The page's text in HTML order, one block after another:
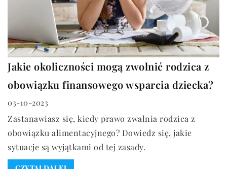
Jakie okoliczności mogą zwolnić rodzica z
obowiązku finansowego wsparcia dziecka?
03-10-2023
Zastanawiasz się, kiedy prawo zwalnia rodzica z
obowiązku alimentacyjnego? Dowiedz się, jakie
sytuacje są wyjątkami od tej zasady.